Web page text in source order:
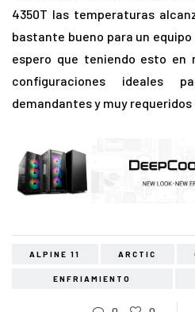
4350T las temperaturas
bastante bueno para un
espero que teniendo esto en
configuraciones ideales
demandantes y muy requeridos
ALPINE 11 ARCTIC
ENFRIAMIENTO